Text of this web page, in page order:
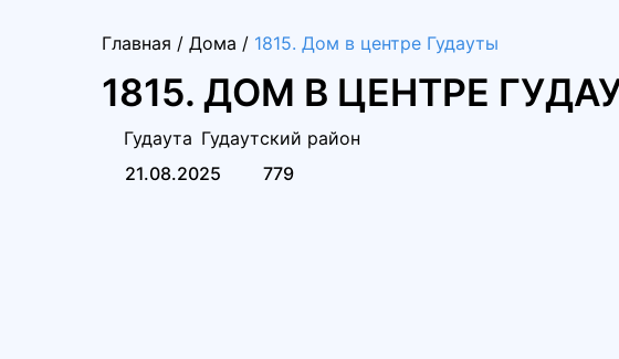
Главная / Дома / 1815. Дом в центре Гудауты
1815. ДОМ В ЦЕНТРЕ
Гудаута Гудаутский район
21.08.2025
779